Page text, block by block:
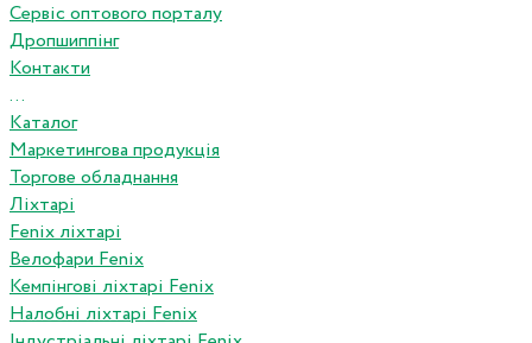
Сервіс оптового порталу
Дропшиппінг
Контакти
...
Каталог
Маркетингова продукція
Торгове обладнання
Ліхтарі
Fenix ліхтарі
Велофари Fenix
Кемпінгові ліхтарі Fenix
Налобні ліхтарі Fenix